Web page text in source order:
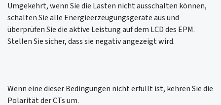
Umgekehrt, wenn Sie die Lasten nicht ausschalten können,
schalten Sie alle Energieerzeugungsgeräte aus und
überprüfen Sie die aktive Leistung auf dem LCD des EPM.
Stellen Sie sicher, dass sie negativ angezeigt wird.
Wenn eine dieser Bedingungen nicht erfüllt ist, kehren Sie die
Polarität der CTs um.